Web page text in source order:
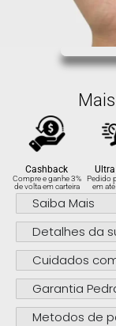
Cashback
Compre e ganhe 3%
de volta em carteira
Pedido
em
Saiba Mais
Detalhes da
Cuidados
Garantia
Metodos de